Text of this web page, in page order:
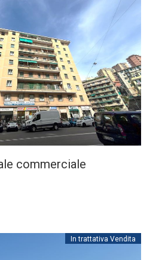
commerciale
In trattativa Vendita